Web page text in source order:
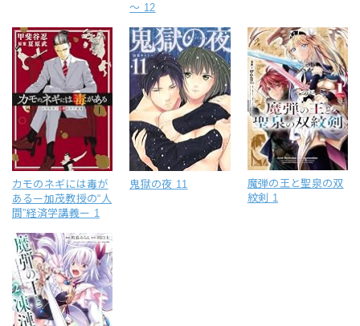
～ 12
カモのネギには毒が
あるー加茂教授の“人
間”経済学講義ー 1
鬼獄の夜 11
魔弾の王と聖泉の双
紋剣 1